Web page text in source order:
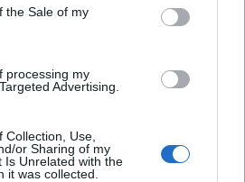
the Sale of my
processing my
Advertising.
Use,
or Sharing of my
Is Unrelated with the
it was collected.
un precio tan reducido como